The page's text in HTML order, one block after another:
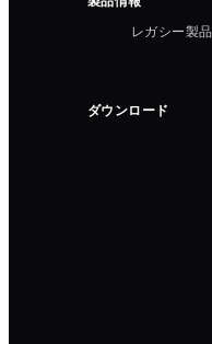
レガシー製品
ダウンロード